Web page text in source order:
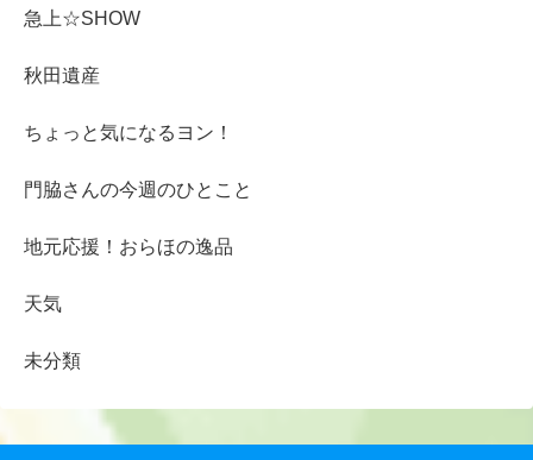
急上☆SHOW
秋田遺産
ちょっと気になるヨン！
門脇さんの今週のひとこと
地元応援！おらほの逸品
天気
未分類